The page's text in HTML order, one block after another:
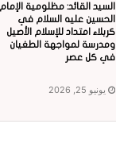
السيد القائد: مظلومية الإمام
الحسين عليه السلام في
كربلاء امتداد للإسلام الأصيل
ومدرسة لمواجهة الطغيان
في كل عصر
يونيو 25, 2026